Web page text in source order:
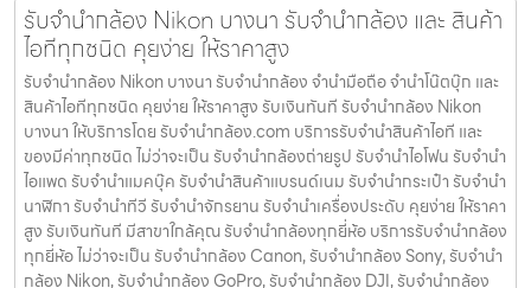
รับจำนำกล้อง Nikon บางนา รับจํานํากล้อง และ สินค้า
ไอทีทุกชนิด คุยง่าย ให้ราคาสูง
รับจำนำกล้อง Nikon บางนา รับจํานํากล้อง จำนำมือถือ จำนำโน๊ตบุ๊ก และ
สินค้าไอทีทุกชนิด คุยง่าย ให้ราคาสูง รับเงินทันที รับจำนำกล้อง Nikon
บางนา ให้บริการโดย รับจํานํากล้อง.com บริการรับจํานําสินค้าไอที และ
ของมีค่าทุกชนิด ไม่ว่าจะเป็น รับจํานํากล้องถ่ายรูป รับจํานําไอโฟน รับจํานํา
ไอแพด รับจํานําแมคบุ๊ค รับจํานําสินค้าแบรนด์เนม รับจํานํากระเป๋า รับจํานํา
นาฬิกา รับจํานําทีวี รับจํานําจักรยาน รับจํานําเครื่องประดับ คุยง่าย ให้ราคา
สูง รับเงินทันที มีสาขาใกล้คุณ รับจำนำกล้องทุกยี่ห้อ บริการรับจำนำกล้อง
ทุกยี่ห้อ ไม่ว่าจะเป็น รับจำนำกล้อง Canon, รับจำนำกล้อง Sony, รับจำนำ
กล้อง Nikon, รับจำนำกล้อง GoPro, รับจำนำกล้อง DJI, รับจำนำกล้อง